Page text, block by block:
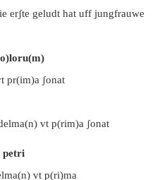
erʃte geludt hat uff jungfrauwe
pr(im)a ʃonat
vt p(rim)a ʃonat
petri
vt p(ri)ma